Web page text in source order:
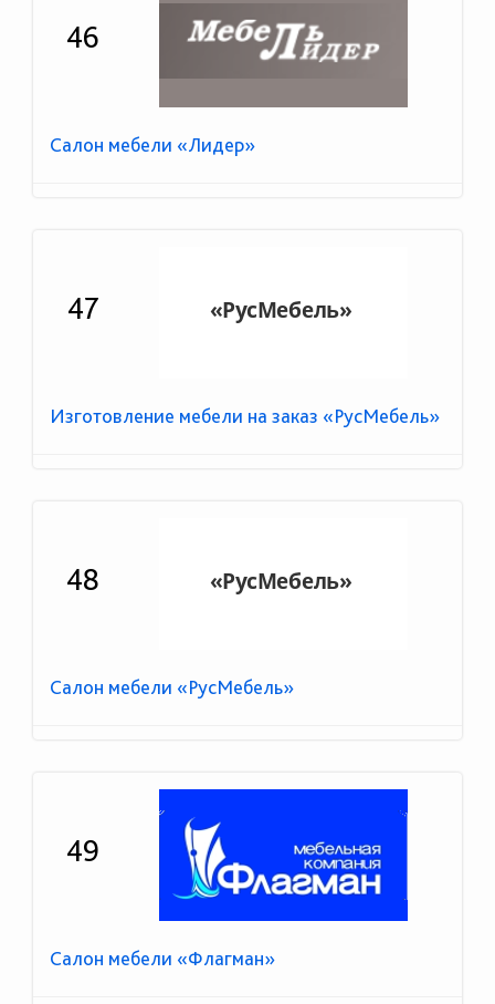
46
Салон мебели «Лидер»
47
Изготовление мебели на заказ «РусМебель»
48
Салон мебели «РусМебель»
49
Салон мебели «Флагман»